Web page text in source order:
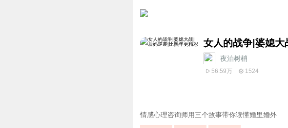
女人的战争|婆媳
夜泊树梢
56.59万 1524
情感心理咨询师用三个故事带你读懂婚里婚外